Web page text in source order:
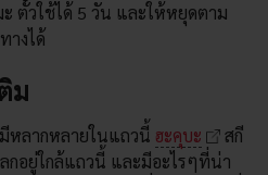
ตั๋วใช้ได้ 5 วัน และให้หยุดตาม
างได้
ม
หลากหลายในแถวนี้ ฮะคุบะ
สกี
กอยู่ใกล้แถวนี้ และมีอะไรๆที่น่า